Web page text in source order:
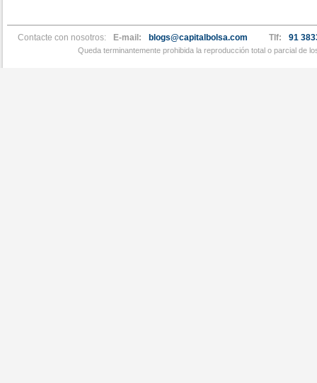
Contacte con nosotros: E-mail: blogs@capitalbolsa.com Tlf: 91
Queda terminantemente prohibida la reproducción total o parcial de